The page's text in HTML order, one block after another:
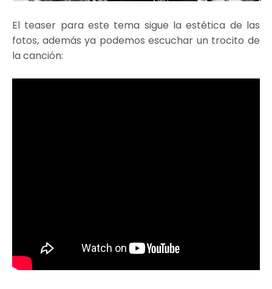
El teaser para este tema sigue la estética de las
fotos, además ya podemos escuchar un trocito de
la canción: